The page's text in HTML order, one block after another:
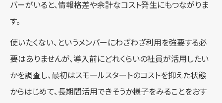
バーがいると、情報格差や余計なコスト発生にもつながりま
す。
使いたくない、というメンバーにわざわざ利用を強要する必
要はありませんが、導入前にどれくらいの社員が活用したい
かを調査し、最初はスモールスタートのコストを抑えた状態
からはじめて、長期間活用できそうか様子をみることをおす